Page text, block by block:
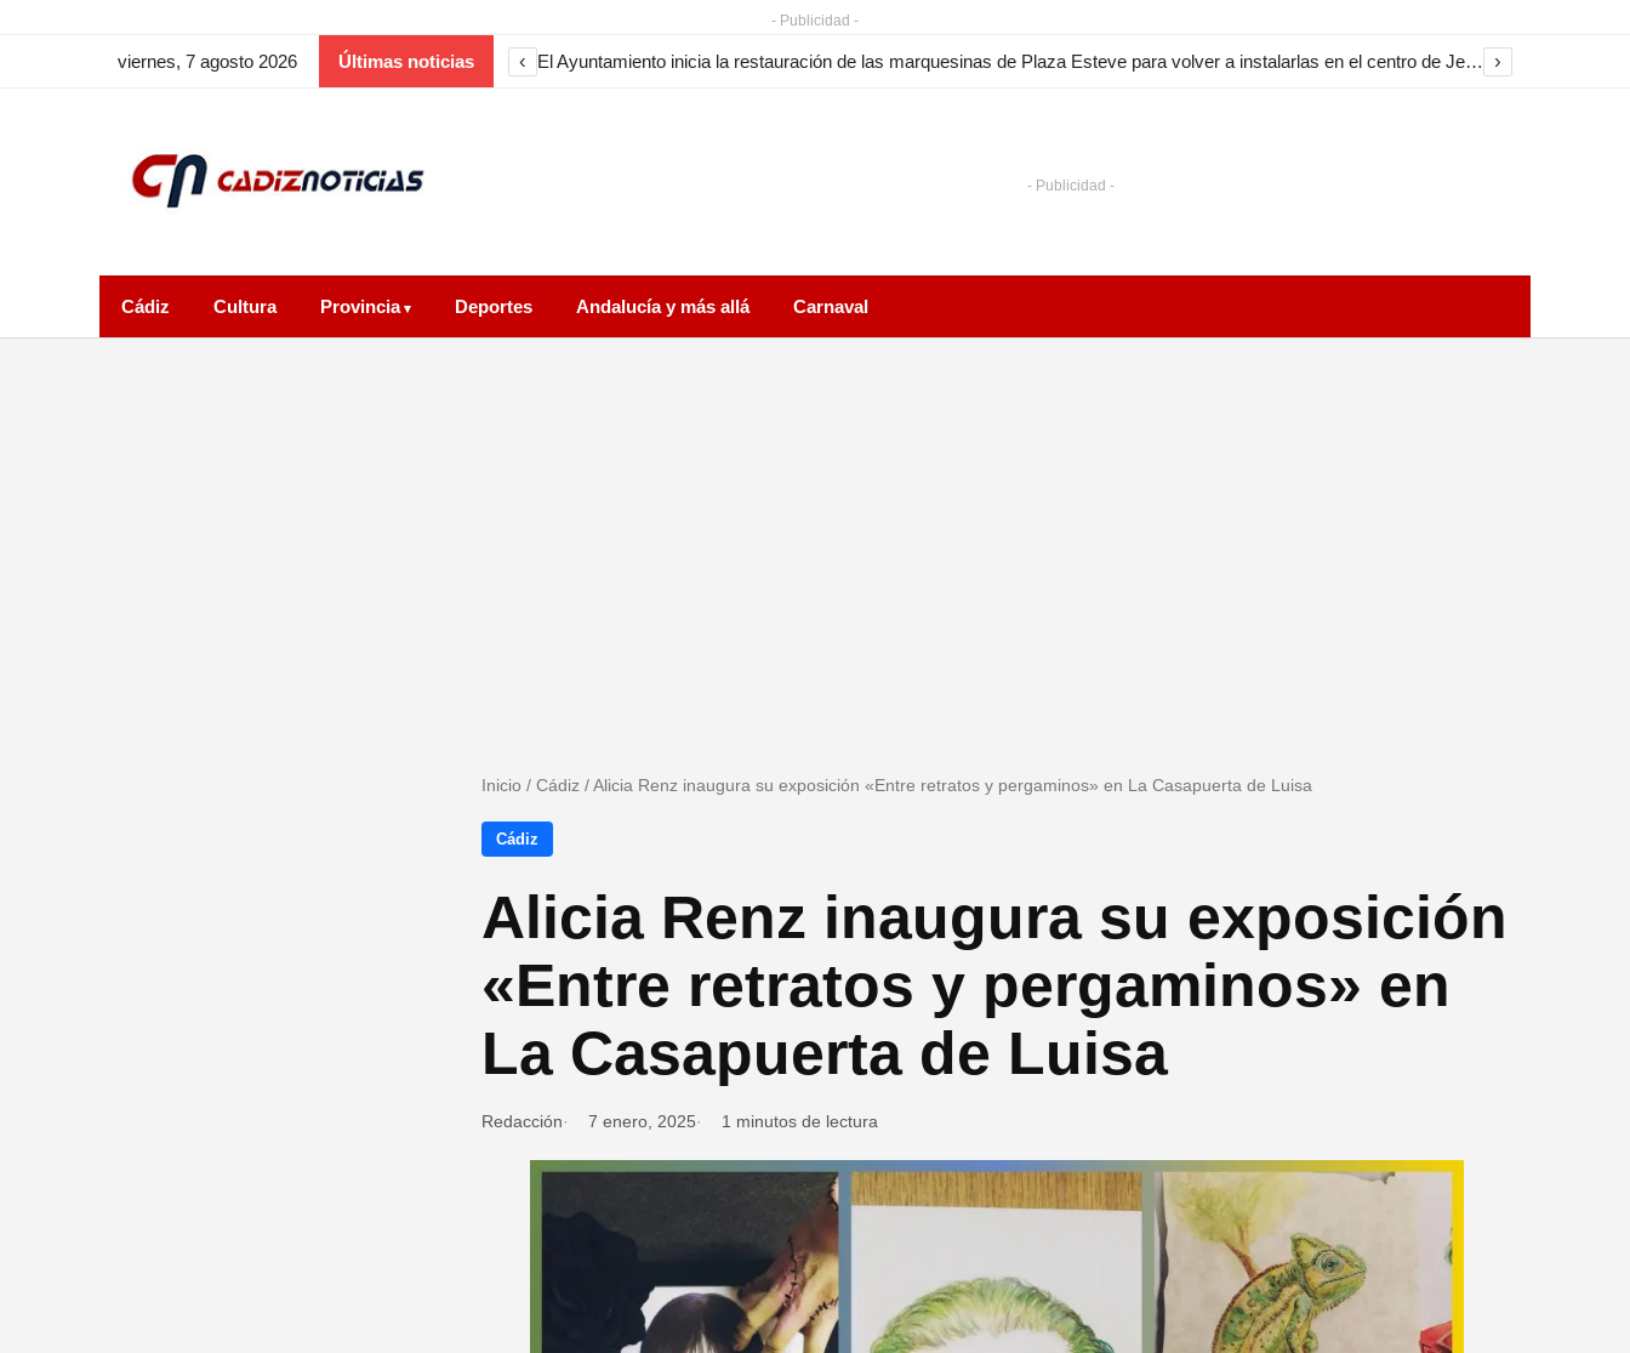
- Publicidad -
viernes, 7 agosto 2026 Últimas noticias ‹ El Ayuntamiento inicia la restauración de las marquesinas de Plaza Esteve para volver a instalarlas en el centro de Jerez ›
- Publicidad -
Cádiz Cultura Provincia Deportes Andalucía y más allá Carnaval
Inicio / Cádiz /Alicia Renz inaugura su exposición «Entre retratos y pergaminos» en La Casapuerta de Luisa
Cádiz
Alicia Renz inaugura su exposición
«Entre retratos y pergaminos» en
La Casapuerta de Luisa
Redacción 7 enero, 2025 1 minutos de lectura